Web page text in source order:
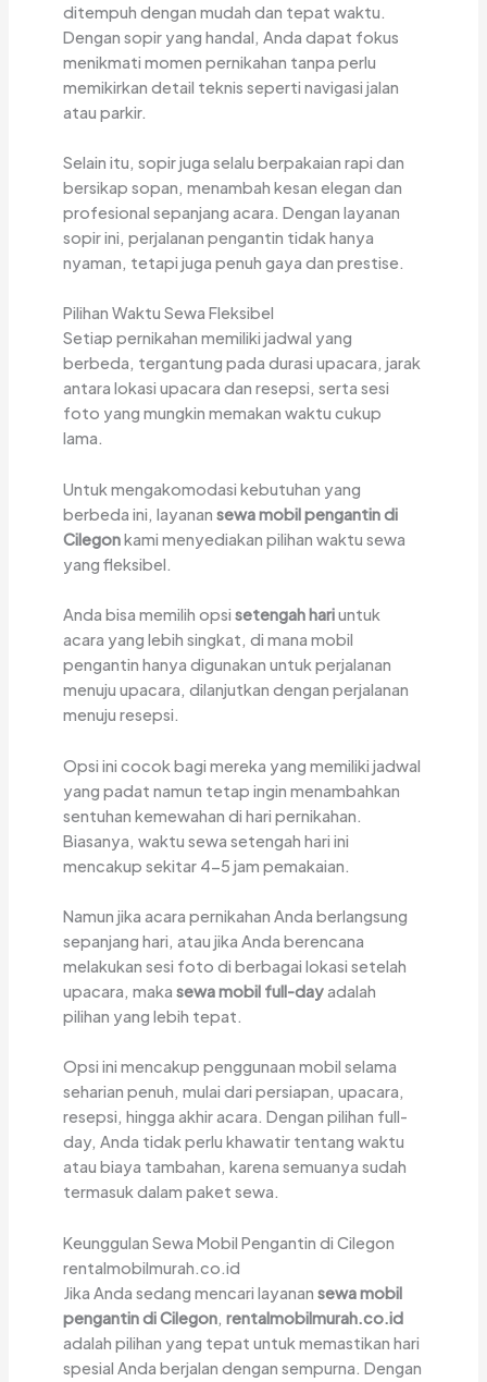
ditempuh dengan mudah dan tepat waktu.
Dengan sopir yang handal, Anda dapat fokus
menikmati momen pernikahan tanpa perlu
memikirkan detail teknis seperti navigasi jalan
atau parkir.
Selain itu, sopir juga selalu berpakaian rapi dan
bersikap sopan, menambah kesan elegan dan
profesional sepanjang acara. Dengan layanan
sopir ini, perjalanan pengantin tidak hanya
nyaman, tetapi juga penuh gaya dan prestise.
Pilihan Waktu Sewa Fleksibel
Setiap pernikahan memiliki jadwal yang
berbeda, tergantung pada durasi upacara, jarak
antara lokasi upacara dan resepsi, serta sesi
foto yang mungkin memakan waktu cukup
lama.
Untuk mengakomodasi kebutuhan yang
berbeda ini, layanan sewa mobil pengantin di
Cilegonkami menyediakan pilihan waktu sewa
yang fleksibel.
Anda bisa memilih opsi setengah hariuntuk
acara yang lebih singkat, di mana mobil
pengantin hanya digunakan untuk perjalanan
menuju upacara, dilanjutkan dengan perjalanan
menuju resepsi.
Opsi ini cocok bagi mereka yang memiliki jadwal
yang padat namun tetap ingin menambahkan
sentuhan kemewahan di hari pernikahan.
Biasanya, waktu sewa setengah hari ini
mencakup sekitar 4-5 jam pemakaian.
Namun jika acara pernikahan Anda berlangsung
sepanjang hari, atau jika Anda berencana
melakukan sesi foto di berbagai lokasi setelah
upacara, maka sewa mobil full-dayadalah
pilihan yang lebih tepat.
Opsi ini mencakup penggunaan mobil selama
seharian penuh, mulai dari persiapan, upacara,
resepsi, hingga akhir acara. Dengan pilihan full-
day, Anda tidak perlu khawatir tentang waktu
atau biaya tambahan, karena semuanya sudah
termasuk dalam paket sewa.
Keunggulan Sewa Mobil Pengantin di Cilegon
rentalmobilmurah.co.id
Jika Anda sedang mencari layanan sewa mobil
pengantin di Cilegon, rentalmobilmurah.co.id
adalah pilihan yang tepat untuk memastikan hari
spesial Anda berjalan dengan sempurna. Dengan